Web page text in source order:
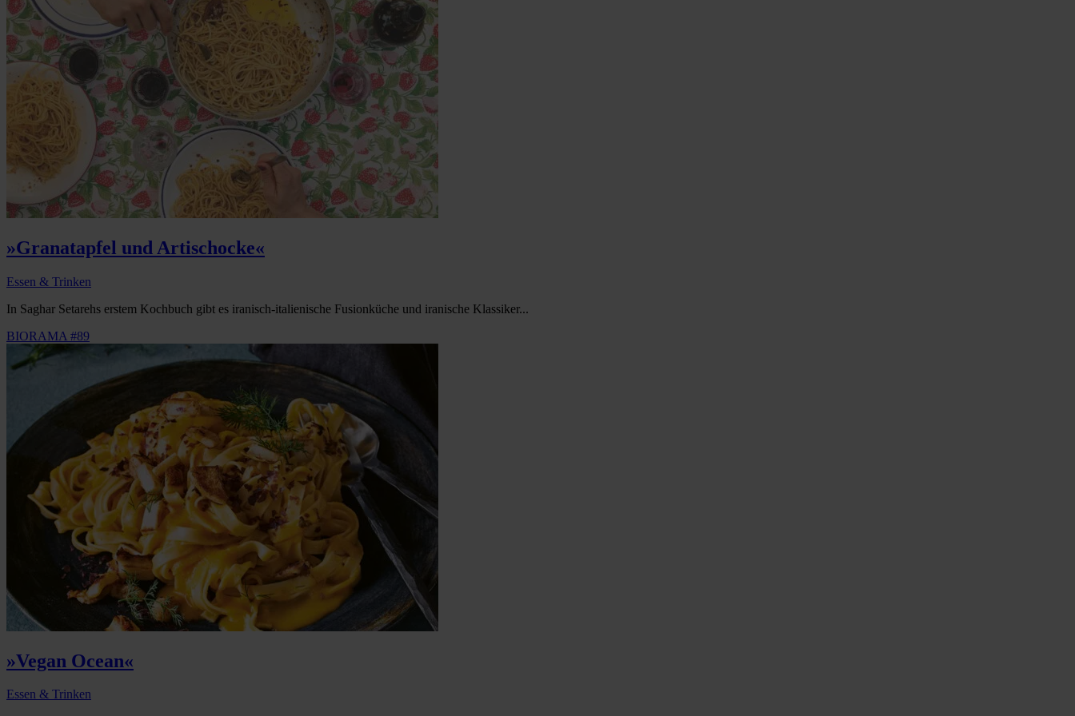
»Granatapfel und Artischocke«
Essen & Trinken
In Saghar Setarehs erstem Kochbuch gibt es iranisch-italienische Fusionküche und iranische Klassiker...
BIORAMA #89
»Vegan Ocean«
Essen & Trinken